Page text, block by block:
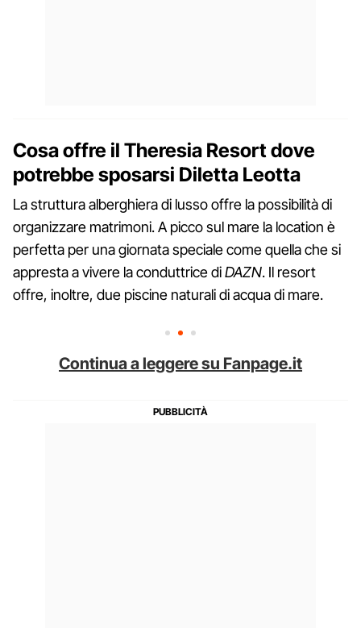
Cosa offre il Theresia Resort dove
potrebbe sposarsi Diletta Leotta
La struttura alberghiera di lusso offre la possibilità di
organizzare matrimoni. A picco sul mare la location è
perfetta per una giornata speciale come quella che si
appresta a vivere la conduttrice diDAZN. Il resort
offre, inoltre, due piscine naturali di acqua di mare.
Continua a leggere su Fanpage.it